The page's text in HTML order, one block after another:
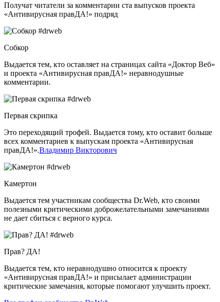
Получат читатели за комментарии ста выпусков проекта
«Антивирусная правДА!» подряд
Собкор
Выдается тем, кто оставляет на страницах сайта «Доктор Веб»
и проекта «Антивирусная правДА!» неравнодушные
комментарии.
Первая скрипка
Это переходящий трофей. Выдается тому, кто оставит больше
всех комментариев к выпускам проекта «Антивирусная
правДА!».Владимир Викторович
Камертон
Выдается тем участникам сообщества Dr.Web, кто своими
полезными критическими доброжелательными замечаниями
не дает сбиться с верного курса.
Прав? ДА!
Выдается тем, кто неравнодушно относится к проекту
«Антивирусная правДА!» и присылает администрации
критические замечания, которые помогают улучшить проект.